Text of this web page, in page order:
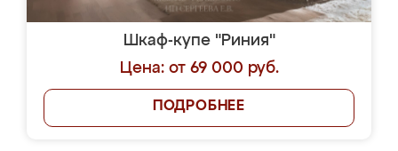
Шкаф-купе "Риния"
Цена: от 69 000 руб.
ПОДРОБНЕЕ